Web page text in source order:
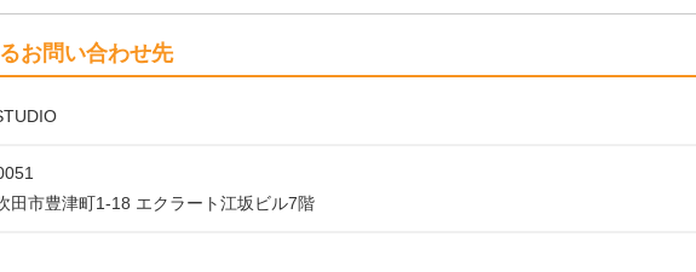
お問い合わせ先
田市豊津町1-18 エクラート江坂ビル7階